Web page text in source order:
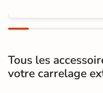
Tous les
votre carrelage